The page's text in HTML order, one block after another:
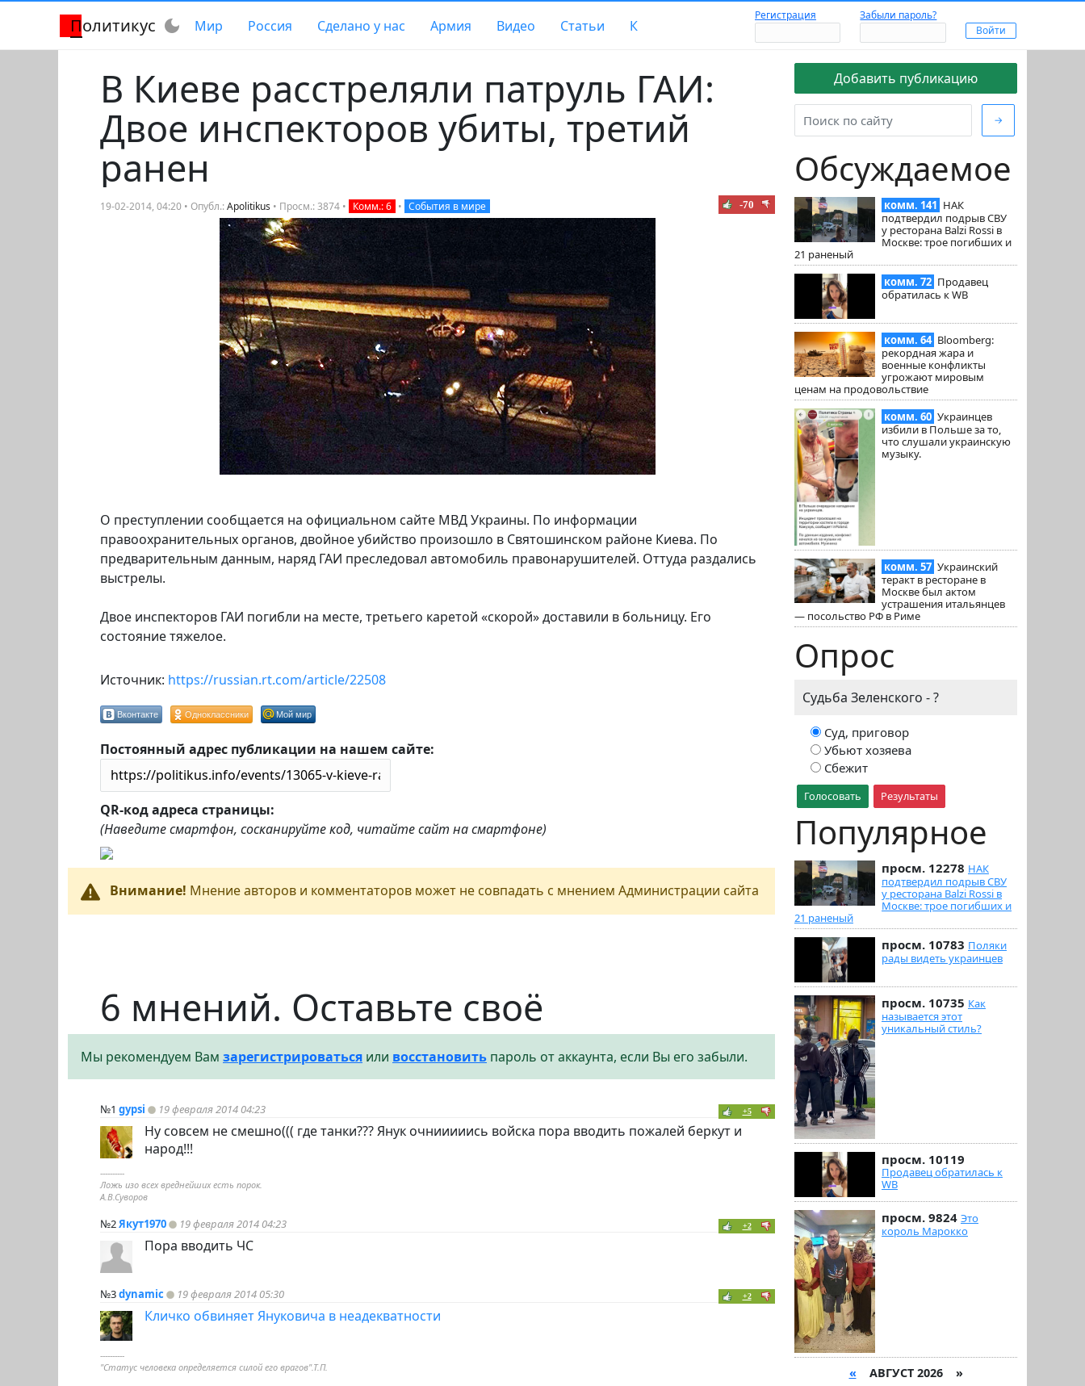
Политикус dark_mode Мир Россия Сделано у нас Армия Видео Статьи К
Регистрация Забыли пароль?
Добавить публикацию
→
Обсуждаемое
комм. 141 НАК
подтвердил подрыв СВУ
у ресторана Balzi Rossi в
Москве: трое погибших и
21 раненый
комм. 72 Продавец
обратилась к WB
комм. 64 Bloomberg:
рекордная жара и
военные конфликты
угрожают мировым
ценам на продовольствие
комм. 60 Украинцев
избили в Польше за то,
что слушали украинскую
музыку.
комм. 57 Украинский
теракт в ресторане в
Москве был актом
устрашения итальянцев
— посольство РФ в Риме
Опрос
Судьба Зеленского - ?
Суд, приговор
Убьют хозяева
Сбежит
Голосовать Результаты
Популярное
просм. 12278 НАК
подтвердил подрыв СВУ
у ресторана Balzi Rossi в
Москве: трое погибших и
21 раненый
просм. 10783 Поляки
рады видеть украинцев
просм. 10735 Как
называется этот
уникальный стиль?
просм. 10119
Продавец обратилась к
WB
просм. 9824 Это
король Марокко
« АВГУСТ 2026 »
В Киеве расстреляли патруль ГАИ:
Двое инспекторов убиты, третий
ранен
19-02-2014, 04:20 • Опубл.:Apolitikus • Просм.: 3874 • Комм.: 6 • События в мире -70
О преступлении сообщается на официальном сайте МВД Украины. По информации
правоохранительных органов, двойное убийство произошло в Святошинском районе Киева. По
предварительным данным, наряд ГАИ преследовал автомобиль правонарушителей. Оттуда раздались
выстрелы.
Двое инспекторов ГАИ погибли на месте, третьего каретой «скорой» доставили в больницу. Его
состояние тяжелое.
Источник: https://russian.rt.com/article/22508
Вконтакте Одноклассники Мой мир
Постоянный адрес публикации на нашем сайте:
QR-код адреса страницы:
(Наведите смартфон, сосканируйте код, читайте сайт на смартфоне)
Внимание! Мнение авторов и комментаторов может не совпадать с мнением Администрации сайта
6 мнений. Оставьте своё
Мы рекомендуем Вам зарегистрироваться или восстановить пароль от аккаунта, если Вы его забыли.
№1 gypsi 19 февраля 2014 04:23 +5
Ну совсем не смешно((( где танки??? Янук очнииииись войска пора вводить пожалей беркут и
народ!!!
----------
Ложь изо всех вреднейших есть порок.
А.В.Суворов
№2Якут1970 19 февраля 2014 04:23 +2
Пора вводить ЧС
№3dynamic 19 февраля 2014 05:30 +2
Кличко обвиняет Януковича в неадекватности
----------
"Статус человека определяется силой его врагов".Т.П.